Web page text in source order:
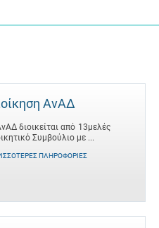
ΑνΑΔ
διοικείται από 13μελές
Συμβούλιο με ...
ΠΛΗΡΟΦΟΡΊΕΣ